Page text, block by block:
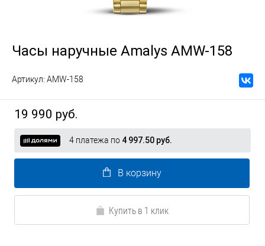
Часы наручные Amalys AMW-158
Артикул: AMW-158
19 990 руб.
4 платежа по 4 997.50 руб.
В корзину
Купить в 1 клик